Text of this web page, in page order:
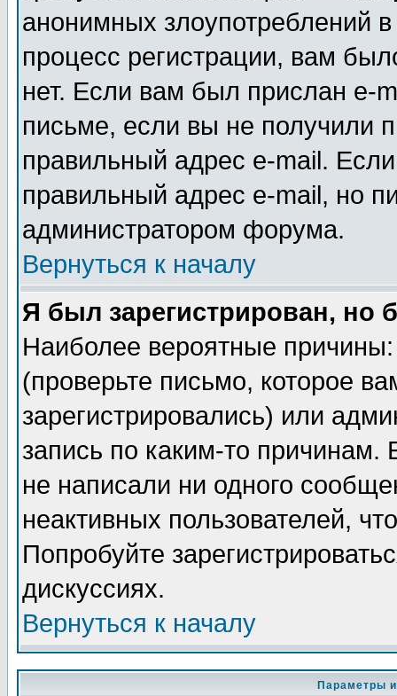
анонимных злоупотреблений
процесс регистрации, вам
нет. Если вам был прислан e-
письме, если вы не получили
правильный адрес e-mail.
правильный адрес e-mail, но
администратором форума.
Вернуться к началу
Я был зарегистрирован, но
Наиболее вероятные
(проверьте письмо, которое
зарегистрировались) или
запись по каким-то
не написали ни одного
неактивных пользователей,
Попробуйте
дискуссиях.
Вернуться к началу
Параметры